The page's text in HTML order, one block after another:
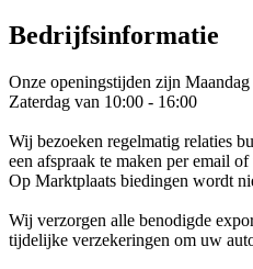
Bedrijfsinformatie
Onze openingstijden zijn
Zaterdag van 10:00 - 16:00
Wij bezoeken regelmatig relaties
een afspraak te maken per email
Op Marktplaats biedingen wordt
Wij verzorgen alle benodigde
tijdelijke verzekeringen om uw